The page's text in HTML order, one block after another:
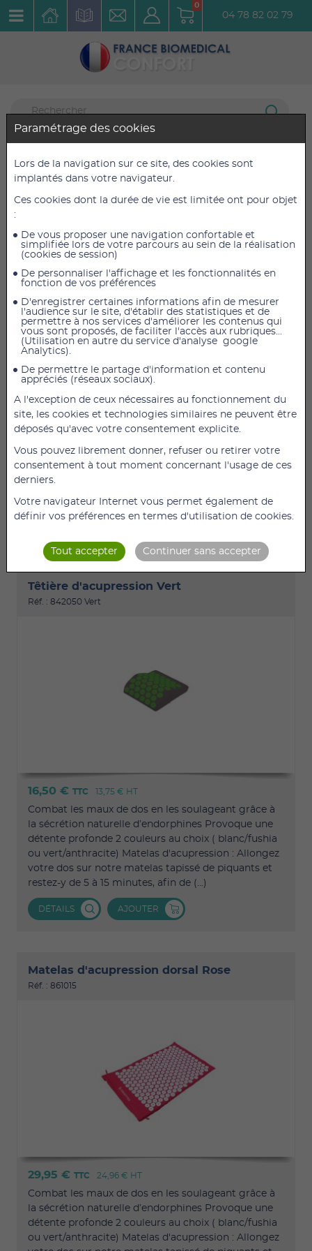
0
04 78 82 02 79
Bien-être
Tapis d'acupression
6 articles listés
Têtière d'acupression Rose
16,50 €
Combat les maux de dos en les soulageant grâce à
détente profonde 2 couleurs au choix ( blanc/fushia
ou vert/anthracite) Matelas d'acupression : Allongez
votre dos sur notre matelas tapissé de piquants et
restez-y de 5 à 15 minutes, afin de (...)
Têtière d'acupression Vert
Réf. : 842050 Vert
16,50 € TTC 13,75 € HT
Combat les maux de dos en les soulageant grâce à
la sécrétion naturelle d’endorphines Provoque une
détente profonde 2 couleurs au choix ( blanc/fushia
ou vert/anthracite) Matelas d'acupression : Allongez
votre dos sur notre matelas tapissé de piquants et
restez-y de 5 à 15 minutes, afin de (...)
DÉTAILS AJOUTER
Matelas d'acupression dorsal Rose
Réf. : 861015
29,95 € TTC 24,96 € HT
Combat les maux de dos en les soulageant grâce à
la sécrétion naturelle d’endorphines Provoque une
détente profonde 2 couleurs au choix ( blanc/fushia
ou vert/anthracite) Matelas d'acupression : Allongez
Paramétrage des cookies
Lors de la navigation sur ce site, des cookies sont
implantés dans votre navigateur.
Ces cookies dont la durée de vie est limitée ont pour objet
:
De vous proposer une navigation confortable et
simplifiée lors de votre parcours au sein de la réalisation
(cookies de session)
De personnaliser l'affichage et les fonctionnalités en
fonction de vos préférences
D'enregistrer certaines informations afin de mesurer
l'audience sur le site, d'établir des statistiques et de
permettre à nos services d'améliorer les contenus qui
vous sont proposés, de faciliter l'accès aux rubriques...
(Utilisation en autre du service d'analyse google
Analytics).
De permettre le partage d'information et contenu
appréciés (réseaux sociaux).
A l'exception de ceux nécessaires au fonctionnement du
site, les cookies et technologies similaires ne peuvent être
déposés qu'avec votre consentement explicite.
Vous pouvez librement donner, refuser ou retirer votre
consentement à tout moment concernant l'usage de ces
derniers.
Votre navigateur Internet vous permet également de
définir vos préférences en termes d'utilisation de cookies.
Tout accepter Continuer sans accepter